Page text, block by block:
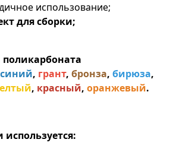
использование;
для сборки;
синий, грант, бронза, бирюза,
, красный, оранжевый.